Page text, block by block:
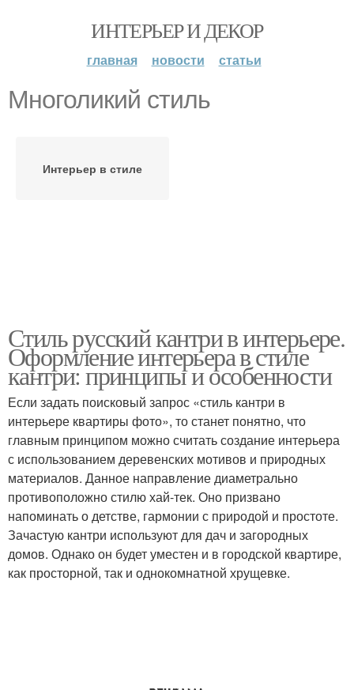
ИНТЕРЬЕР И ДЕКОР
главная новости статьи
Многоликий стиль
Интерьер в стиле
Стиль русский кантри в интерьере.
Оформление интерьера в стиле
кантри: принципы и особенности
Если задать поисковый запрос «стиль кантри в
интерьере квартиры фото», то станет понятно, что
главным принципом можно считать создание интерьера
с использованием деревенских мотивов и природных
материалов. Данное направление диаметрально
противоположно стилю хай-тек. Оно призвано
напоминать о детстве, гармонии с природой и простоте.
Зачастую кантри используют для дач и загородных
домов. Однако он будет уместен и в городской квартире,
как просторной, так и однокомнатной хрущевке.